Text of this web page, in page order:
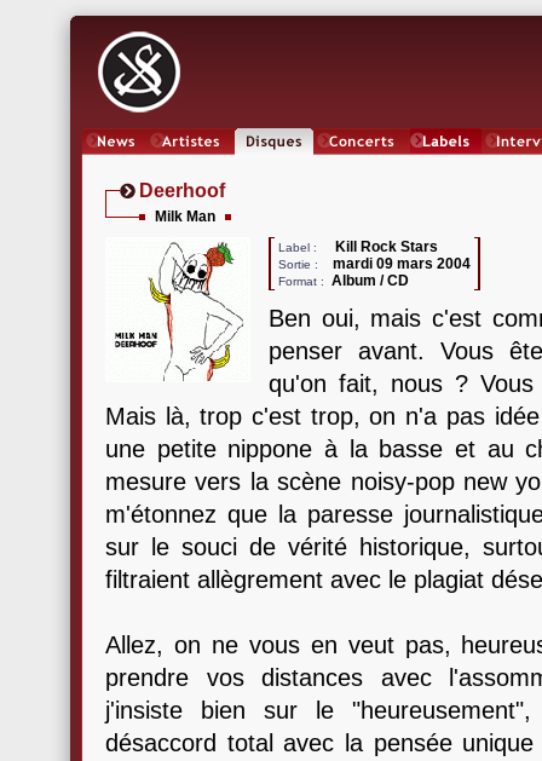
Deerhoof
Milk Man
Label : Kill Rock Stars
Sortie : mardi 09 mars 2004
Format : Album / CD
Ben oui, mais c'est
penser avant. Vous
qu'on fait, nous ?
Mais là, trop c'est trop, on n'a pas
une petite nippone à la basse et au
mesure vers la scène noisy-pop new
m'étonnez que la paresse
sur le souci de vérité historique,
filtraient allègrement avec le plagiat
Allez, on ne vous en veut pas,
prendre vos distances avec
j'insiste bien sur le
désaccord total avec la pensée